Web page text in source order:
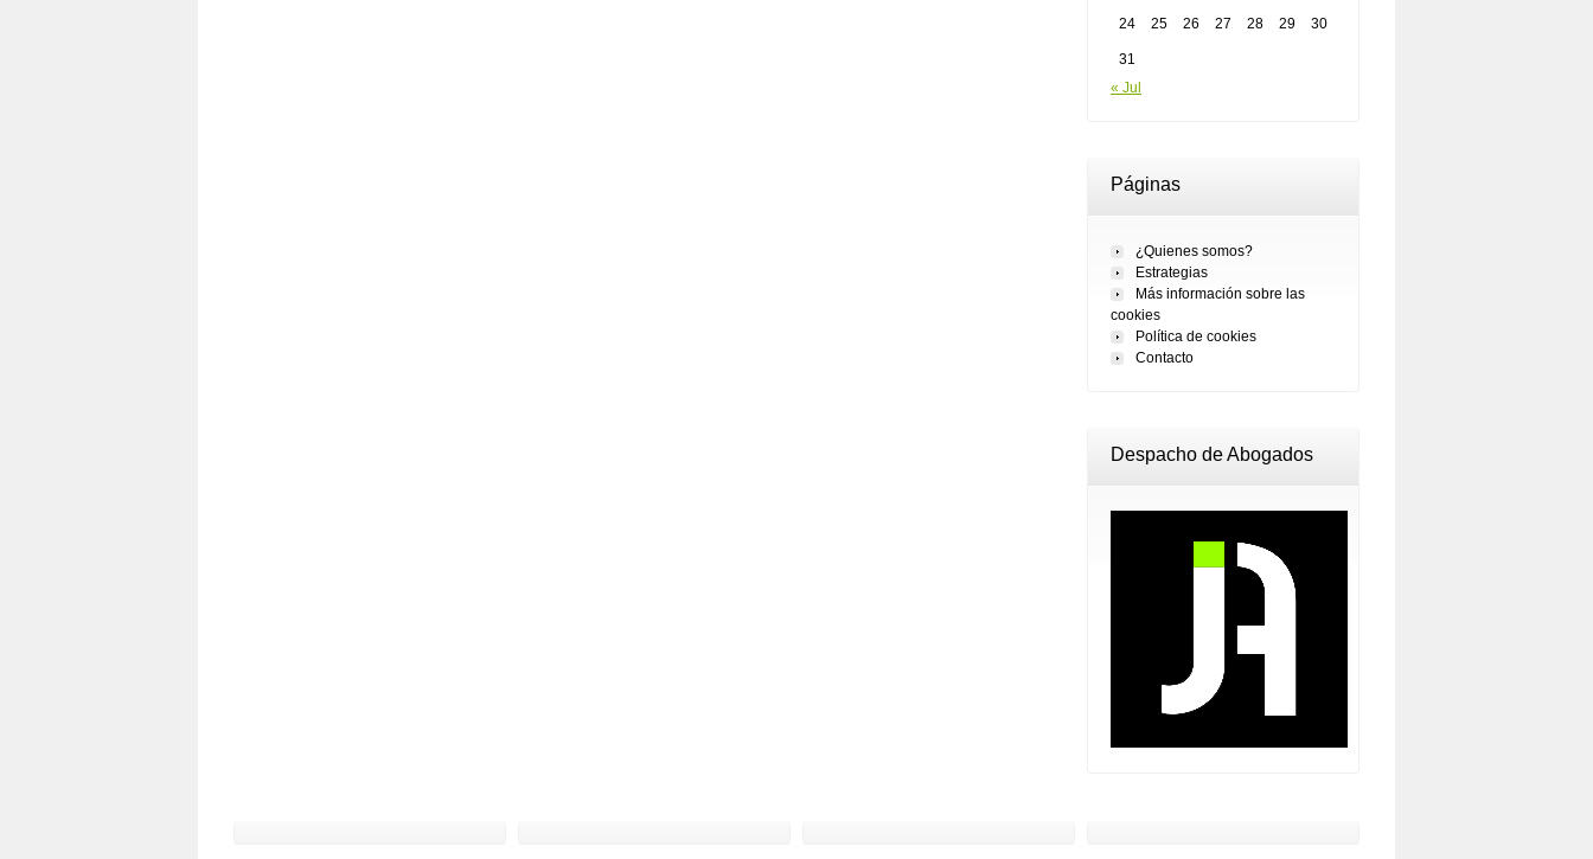
24 25 26 27 28 29 30
31
« Jul
Páginas
¿Quienes somos?
Estrategias
Más información sobre las
cookies
Política de cookies
Contacto
Despacho de Abogados